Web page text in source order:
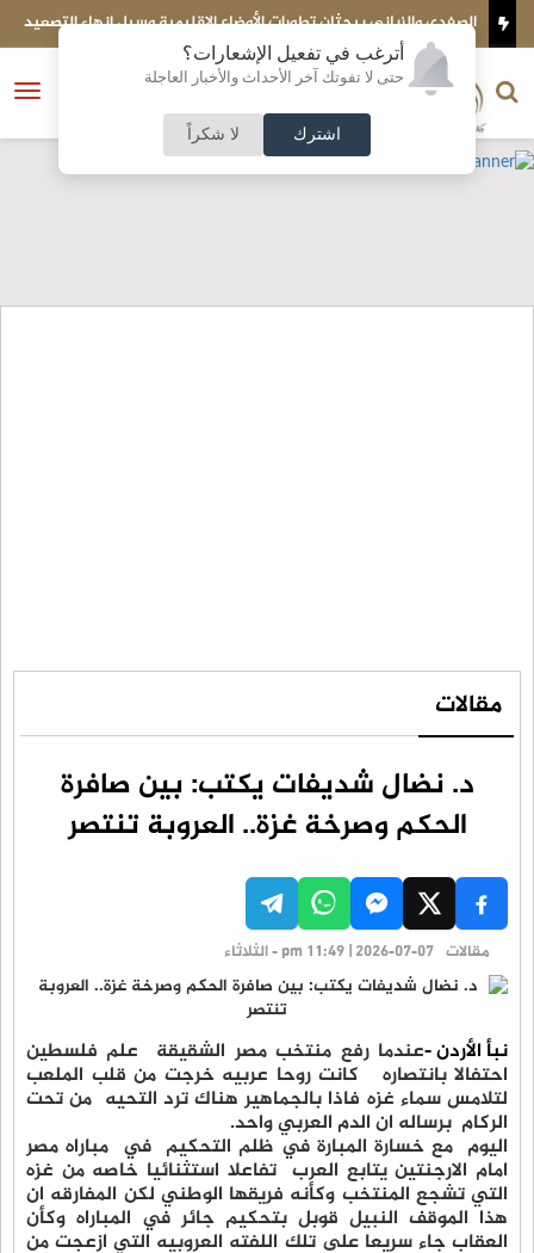
أترغب في تفعيل الإشعارات؟
حتى لا تفوتك آخر الأحداث والأخبار العاجلة
اشترك لا شكراً
والزياني يبحثان تطورات الأوضاع الإقليمية وسبل إنهاء التصعيد محمد
فتح
الناشر و رئيس التحرير
النسخة الكاملة
مقالات
د. نضال شديفات يكتب: بين صافرة
الحكم وصرخة غزة.. العروبة تنتصر
مقالات pm 11:49 | 2026-07-07 - الثلاثاء
نبأ الأردن -عندما رفع منتخب مصر الشقيقة علم فلسطين
احتفالا بانتصاره كانت روحا عربيه خرجت من قلب الملعب
لتلامس سماء غزه فاذا بالجماهير هناك ترد التحيه من تحت
الركام برساله ان الدم العربي واحد.
اليوم مع خسارة المبارة في ظلم التحكيم في مباراه مصر
امام الارجنتين يتابع العرب تفاعلا استثنائيا خاصه من غزه
التي تشجع المنتخب وكأنه فريقها الوطني لكن المفارقه ان
هذا الموقف النبيل قوبل بتحكيم جائر في المباراه وكأن
العقاب جاء سريعا على تلك اللفته العروبيه التي ازعجت من